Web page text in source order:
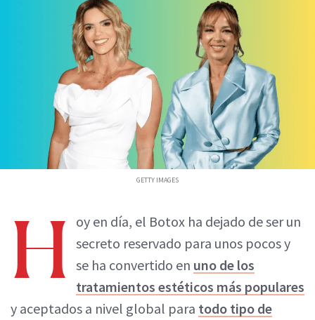
GETTY IMAGES
H
oy en día, el Botox ha dejado de ser un
secreto reservado para unos pocos y
se ha convertido en uno de los
tratamientos estéticos más populares
y aceptados a nivel global para todo tipo de